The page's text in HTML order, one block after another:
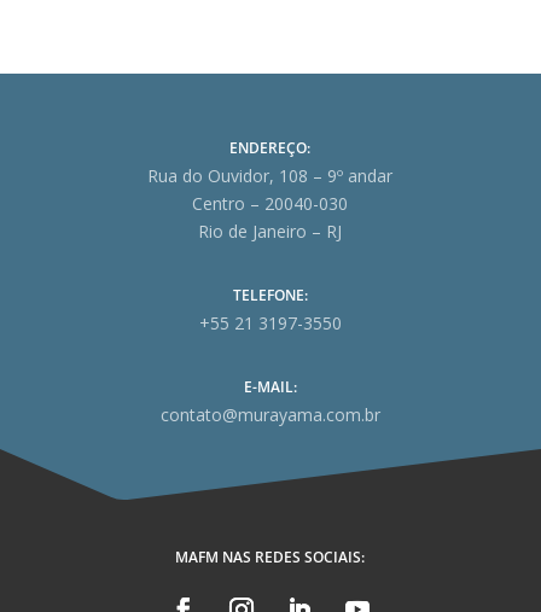
ENDEREÇO:
Rua do Ouvidor, 108 – 9º andar
Centro – 20040-030
Rio de Janeiro – RJ
TELEFONE:
+55 21 3197-3550
E-MAIL:
contato@murayama.com.br
MAFM NAS REDES SOCIAIS: